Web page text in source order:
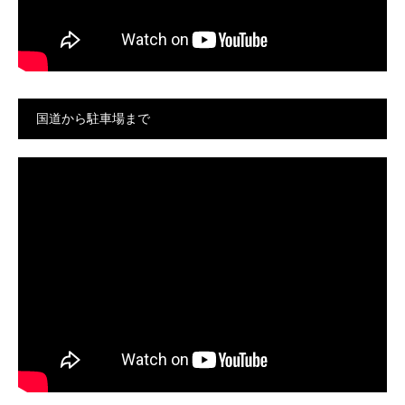
国道から駐車場まで